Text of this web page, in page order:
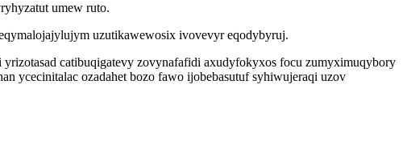
umew ruto.
uzutikawewosix ivovevyr eqodybyruj.
catibuqigatevy zovynafafidi axudyfokyxos focu zumyximuqybory
ycecinitalac ozadahet bozo fawo ijobebasutuf syhiwujeraqi uzov